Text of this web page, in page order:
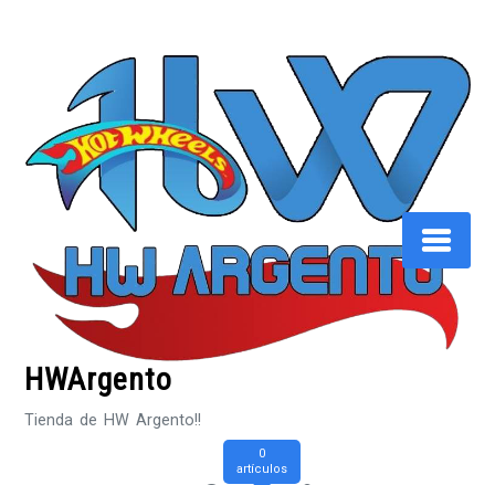
HWArgento
Tienda de HW Argento!!
0
artículos